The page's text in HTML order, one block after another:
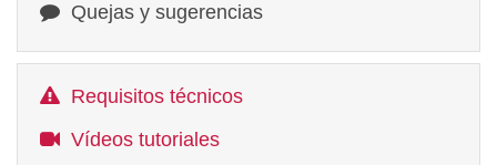
Quejas y sugerencias
Requisitos técnicos
Vídeos tutoriales